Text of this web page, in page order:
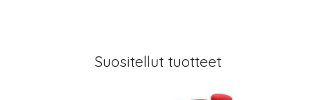
Suositellut tuotteet